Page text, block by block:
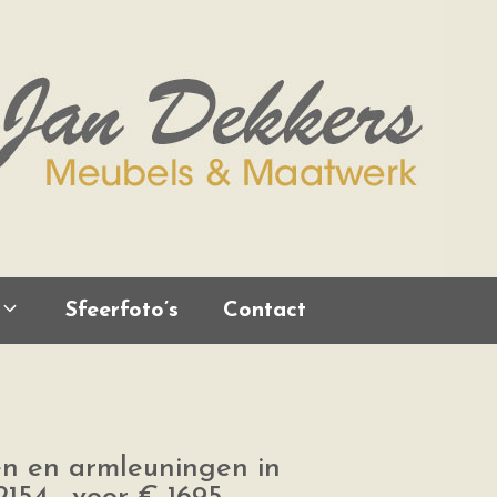
Sfeerfoto’s Contact
en armleuningen in